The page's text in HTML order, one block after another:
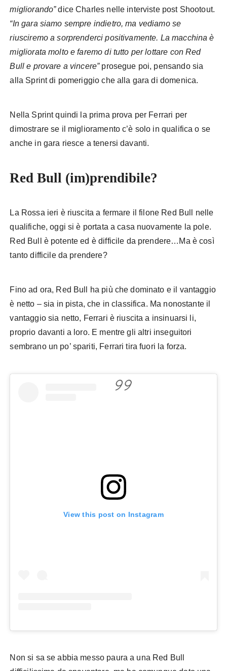
migliorando”dice Charles nelle interviste post Shootout.
“In gara siamo sempre indietro, ma vediamo se
riusciremo a sorprenderci positivamente. La macchina è
migliorata molto e faremo di tutto per lottare con Red
Bull e provare a vincere” prosegue poi, pensando sia
alla Sprint di pomeriggio che alla gara di domenica.
Nella Sprint quindi la prima prova per Ferrari per
dimostrare se il miglioramento c’è solo in qualifica o se
anche in gara riesce a tenersi davanti.
Red Bull (im)prendibile?
La Rossa ieri è riuscita a fermare il filone Red Bull nelle
qualifiche, oggi si è portata a casa nuovamente la pole.
Red Bull è potente ed è difficile da prendere…Ma è così
tanto difficile da prendere?
Fino ad ora, Red Bull ha più che dominato e il vantaggio
è netto – sia in pista, che in classifica. Ma nonostante il
vantaggio sia netto, Ferrari è riuscita a insinuarsi li,
proprio davanti a loro. E mentre gli altri inseguitori
sembrano un po’ spariti, Ferrari tira fuori la forza.
View this post on Instagram
Non si sa se abbia messo paura a una Red Bull